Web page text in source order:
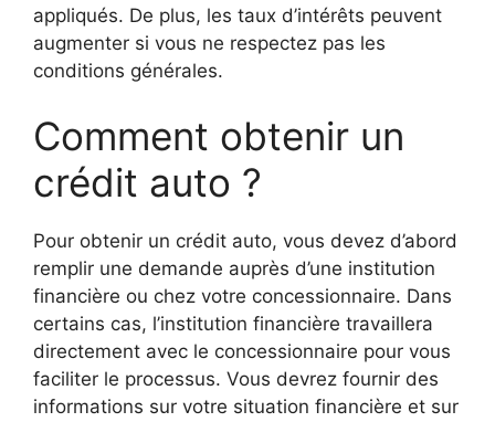
appliqués. De plus, les taux d’intérêts peuvent
augmenter si vous ne respectez pas les
conditions générales.
Comment obtenir un
crédit auto ?
Pour obtenir un crédit auto, vous devez d’abord
remplir une demande auprès d’une institution
financière ou chez votre concessionnaire. Dans
certains cas, l’institution financière travaillera
directement avec le concessionnaire pour vous
faciliter le processus. Vous devrez fournir des
informations sur votre situation financière et sur